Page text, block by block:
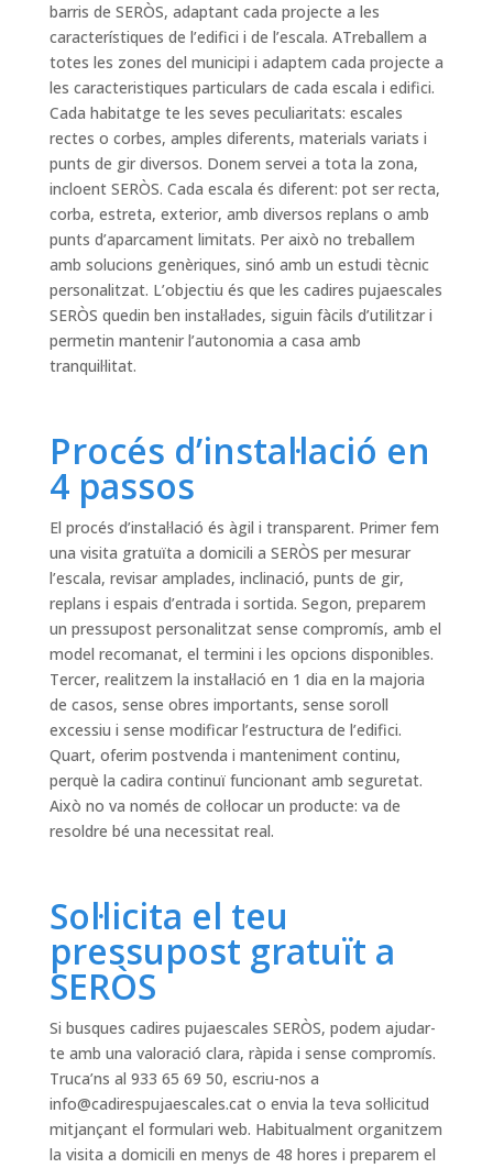
barris de SERÒS, adaptant cada projecte a les
característiques de l’edifici i de l’escala. ATreballem a
totes les zones del municipi i adaptem cada projecte a
les caracteristiques particulars de cada escala i edifici.
Cada habitatge te les seves peculiaritats: escales
rectes o corbes, amples diferents, materials variats i
punts de gir diversos. Donem servei a tota la zona,
incloent SERÒS. Cada escala és diferent: pot ser recta,
corba, estreta, exterior, amb diversos replans o amb
punts d’aparcament limitats. Per això no treballem
amb solucions genèriques, sinó amb un estudi tècnic
personalitzat. L’objectiu és que les cadires pujaescales
SERÒS quedin ben instal·lades, siguin fàcils d’utilitzar i
permetin mantenir l’autonomia a casa amb
tranquil·litat.
Procés d’instal·lació en
4 passos
El procés d’instal·lació és àgil i transparent. Primer fem
una visita gratuïta a domicili a SERÒS per mesurar
l’escala, revisar amplades, inclinació, punts de gir,
replans i espais d’entrada i sortida. Segon, preparem
un pressupost personalitzat sense compromís, amb el
model recomanat, el termini i les opcions disponibles.
Tercer, realitzem la instal·lació en 1 dia en la majoria
de casos, sense obres importants, sense soroll
excessiu i sense modificar l’estructura de l’edifici.
Quart, oferim postvenda i manteniment continu,
perquè la cadira continuï funcionant amb seguretat.
Això no va només de col·locar un producte: va de
resoldre bé una necessitat real.
Sol·licita el teu
pressupost gratuït a
SERÒS
Si busques cadires pujaescales SERÒS, podem ajudar-
te amb una valoració clara, ràpida i sense compromís.
Truca’ns al 933 65 69 50, escriu-nos a
info@cadirespujaescales.cato envia la teva sol·licitud
mitjançant el formulari web. Habitualment organitzem
la visita a domicili en menys de 48 hores i preparem el